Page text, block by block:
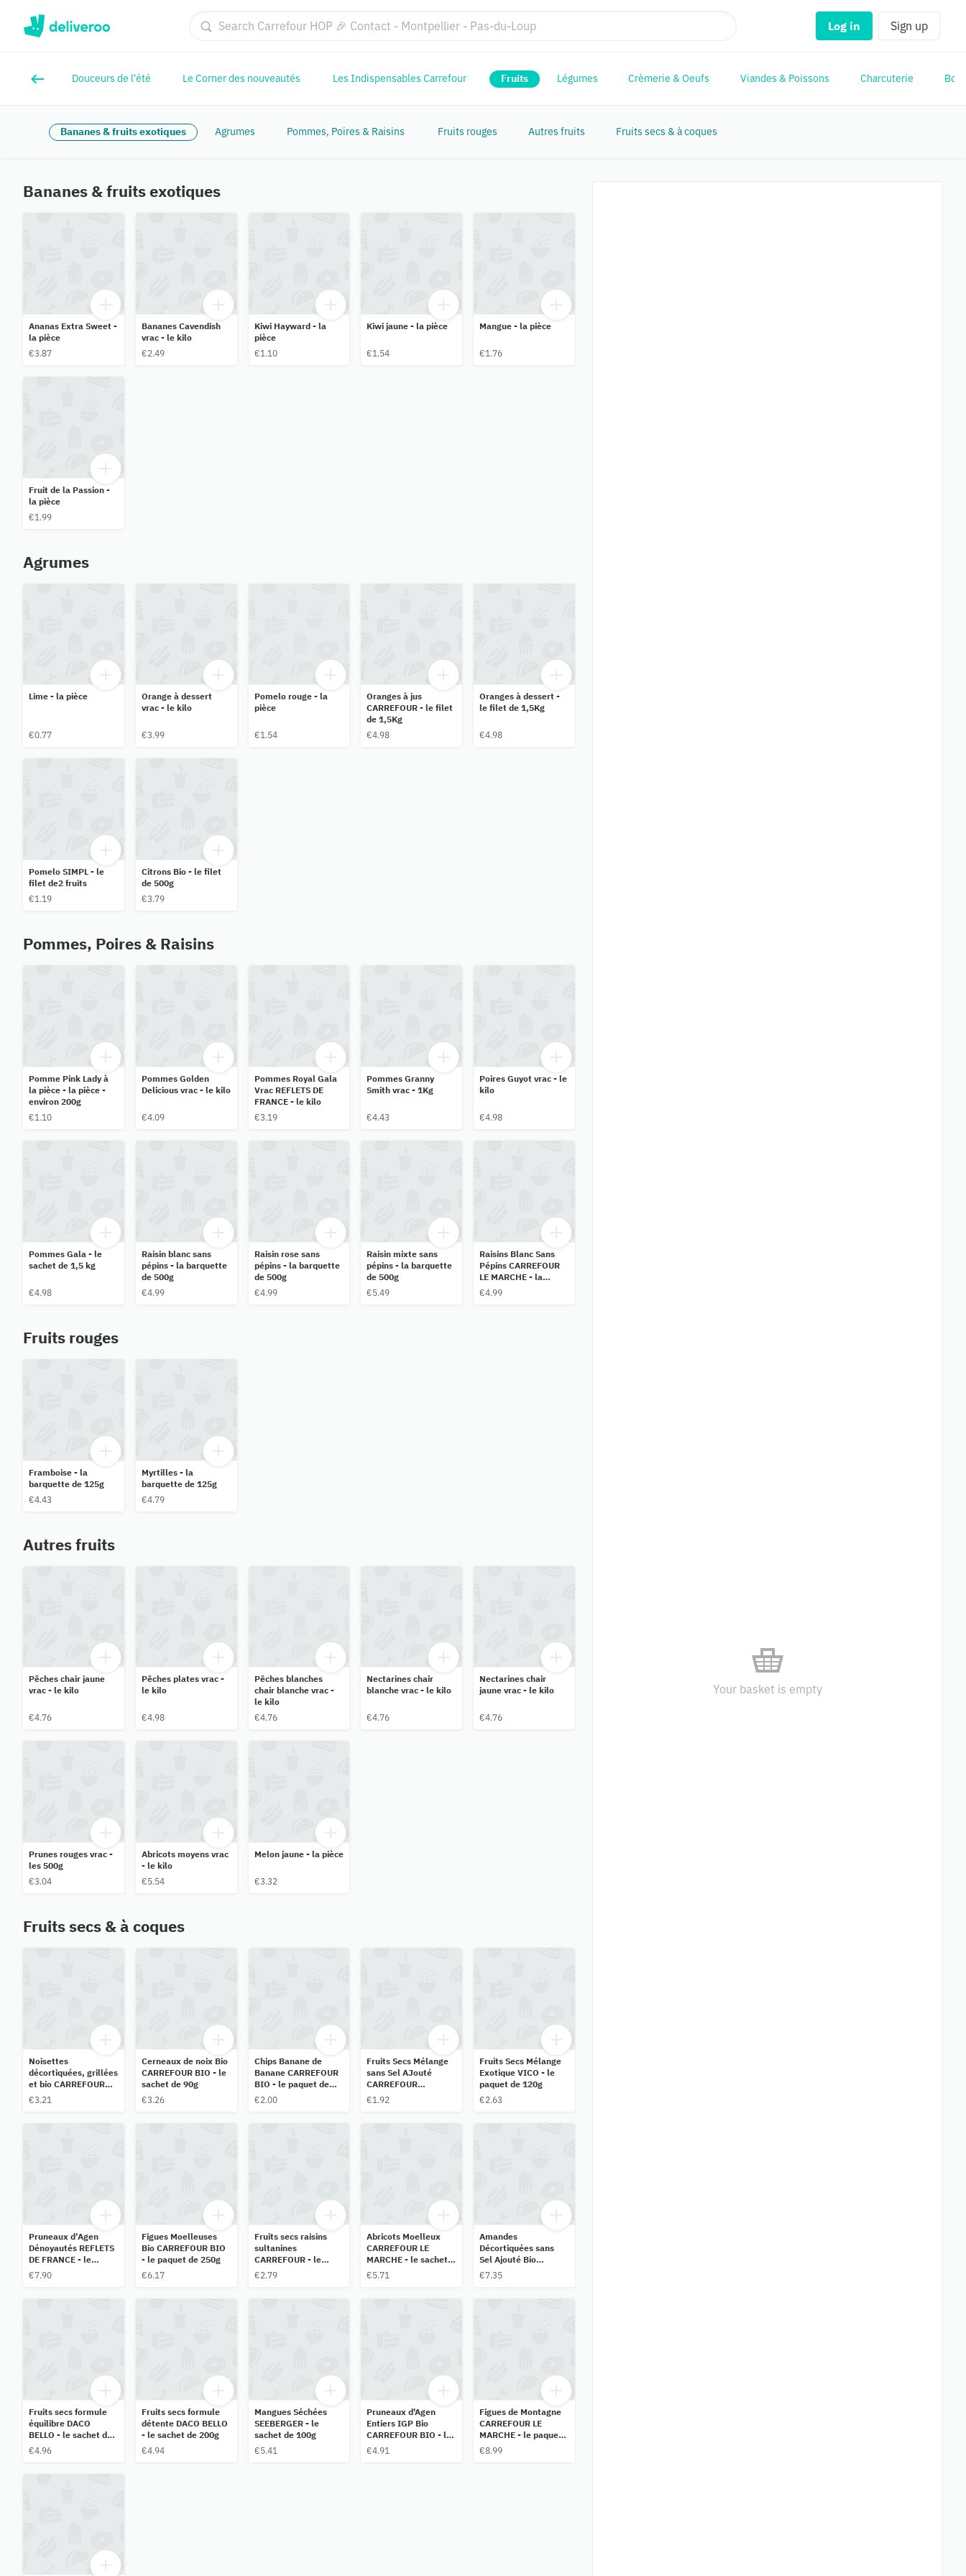
Log in Sign up
Douceurs de l'été Le Corner des nouveautés Les Indispensables Carrefour Fruits Légumes Crèmerie & Oeufs Viandes & Poissons Charcuterie
Bananes & fruits exotiques Agrumes Pommes, Poires & Raisins Fruits rouges Autres fruits Fruits secs & à coques
Bananes & fruits exotiques
Ananas Extra Sweet -
la pièce
€3.87
Bananes Cavendish
vrac - le kilo
€2.49
Kiwi Hayward - la
pièce
€1.10
Kiwi jaune - la pièce
€1.54
Mangue - la pièce
€1.76
Fruit de la Passion -
la pièce
€1.99
Agrumes
Lime - la pièce
€0.77
Orange à dessert
vrac - le kilo
€3.99
Pomelo rouge - la
pièce
€1.54
Oranges à jus
CARREFOUR - le filet
de 1,5Kg
€4.98
Oranges à dessert -
le filet de 1,5Kg
€4.98
Pomelo SIMPL - le
filet de2 fruits
€1.19
Citrons Bio - le filet
de 500g
€3.79
Pommes, Poires & Raisins
Pomme Pink Lady à
la pièce - la pièce -
environ 200g
€1.10
Pommes Golden
Delicious vrac - le kilo
€4.09
Pommes Royal Gala
Vrac REFLETS DE
FRANCE - le kilo
€3.19
Pommes Granny
Smith vrac - 1Kg
€4.43
Poires Guyot vrac - le
kilo
€4.98
Pommes Gala - le
sachet de 1,5 kg
€4.98
Raisin blanc sans
pépins - la barquette
de 500g
€4.99
Raisin rose sans
pépins - la barquette
de 500g
€4.99
Raisin mixte sans
pépins - la barquette
de 500g
€5.49
Raisins Blanc Sans
Pépins CARREFOUR
LE MARCHE - la
barquette de 500g
€4.99
Fruits rouges
Framboise - la
barquette de 125g
€4.43
Myrtilles - la
barquette de 125g
€4.79
Autres fruits
Pêches chair jaune
vrac - le kilo
€4.76
Pêches plates vrac -
le kilo
€4.98
Pêches blanches
chair blanche vrac -
le kilo
€4.76
Nectarines chair
blanche vrac - le kilo
€4.76
Nectarines chair
jaune vrac - le kilo
€4.76
Prunes rouges vrac -
les 500g
€3.04
Abricots moyens vrac
- le kilo
€5.54
Melon jaune - la pièce
€3.32
Fruits secs & à coques
Noisettes
décortiquées, grillées
et bio CARREFOUR
BIO - le sachet de 90
€3.21
Cerneaux de noix Bio
CARREFOUR BIO - le
sachet de 90g
€3.26
Chips Banane de
Banane CARREFOUR
BIO - le paquet de
125g
€2.00
Fruits Secs Mélange
sans Sel AJouté
CARREFOUR
SENSATION - 120 g e
€1.92
Fruits Secs Mélange
Exotique VICO - le
paquet de 120g
€2.63
Pruneaux d’Agen
Dénoyautés REFLETS
DE FRANCE - le
sachet de 500g
€7.90
Figues Moelleuses
Bio CARREFOUR BIO
- le paquet de 250g
€6.17
Fruits secs raisins
sultanines
CARREFOUR - le
sachet de 250g
€2.79
Abricots Moelleux
CARREFOUR LE
MARCHE - le sachet
de 250g
€5.71
Amandes
Décortiquées sans
Sel Ajouté Bio
CARREFOUR BIO - le
€7.35
Fruits secs formule
équilibre DACO
BELLO - le sachet de
200g
€4.96
Fruits secs formule
détente DACO BELLO
- le sachet de 200g
€4.94
Mangues Séchées
SEEBERGER - le
sachet de 100g
€5.41
Pruneaux d'Agen
Entiers IGP Bio
CARREFOUR BIO - le
sachet de 250g
€4.91
Figues de Montagne
CARREFOUR LE
MARCHE - le paquet
de 500g
€8.99
Your basket is empty